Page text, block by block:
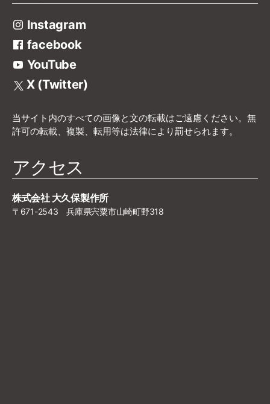
Instagram
facebook
YouTube
X (Twitter)
当サイト内のすべての画像と文の転載はご遠慮ください。無
許可の転載、複製、転用等は法律により罰せられます。
アクセス
株式会社 大久保製作所
〒671-2543 兵庫県宍粟市山崎町野318